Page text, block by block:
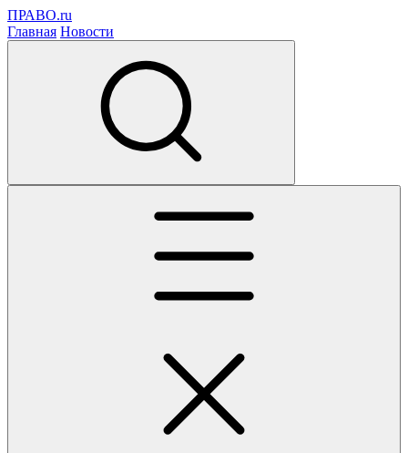
ПРАВО.ru
Главная Новости